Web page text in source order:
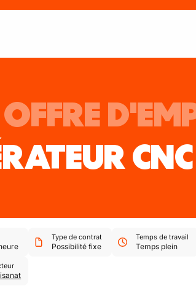
OFFRE
CNC
Type de contrat
Possibilité fixe
Temps de travail
Temps plein